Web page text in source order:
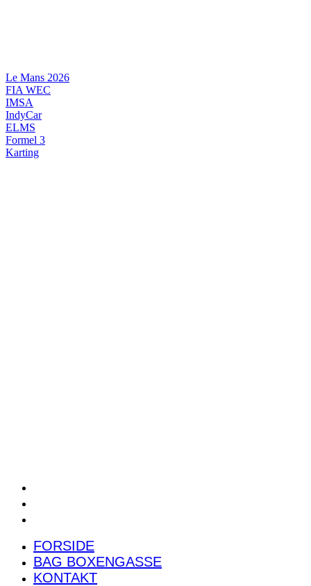
Le Mans 2026
FIA WEC
IMSA
IndyCar
ELMS
Formel 3
Karting
FORSIDE
BAG BOXENGASSE
KONTAKT